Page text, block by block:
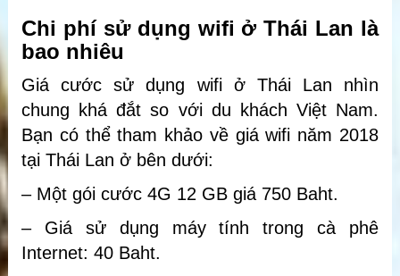
Chi phí sử dụng wifi ở Thái Lan là
bao nhiêu
Giá cước sử dụng wifi ở Thái Lan nhìn
chung khá đắt so với du khách Việt Nam.
Bạn có thể tham khảo về giá wifi năm 2018
tại Thái Lan ở bên dưới:
– Một gói cước 4G 12 GB giá 750 Baht.
– Giá sử dụng máy tính trong cà phê
Internet: 40 Baht.